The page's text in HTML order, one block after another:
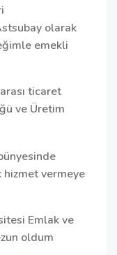
olarak
emekli
ticaret
ve Üretim
hizmet vermeye
Emlak ve
oldum